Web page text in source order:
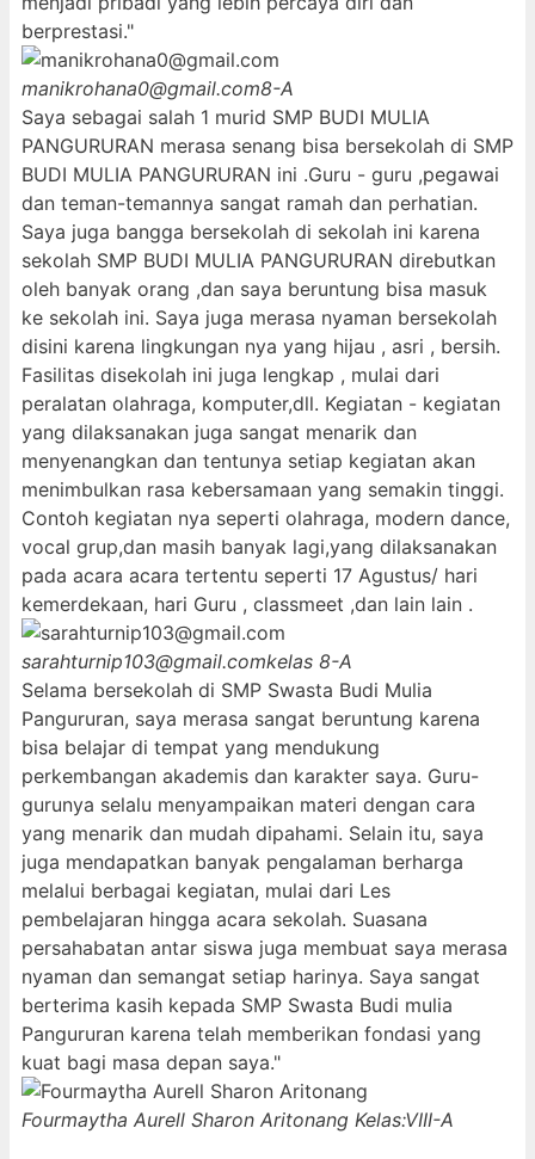
berprestasi."
manikrohana0@gmail.com8-A
Saya sebagai salah 1 murid SMP BUDI MULIA
PANGURURAN merasa senang bisa bersekolah di SMP
BUDI MULIA PANGURURAN ini .Guru - guru ,pegawai
dan teman-temannya sangat ramah dan perhatian.
Saya juga bangga bersekolah di sekolah ini karena
sekolah SMP BUDI MULIA PANGURURAN direbutkan
oleh banyak orang ,dan saya beruntung bisa masuk
ke sekolah ini. Saya juga merasa nyaman bersekolah
disini karena lingkungan nya yang hijau , asri , bersih.
Fasilitas disekolah ini juga lengkap , mulai dari
peralatan olahraga, komputer,dll. Kegiatan - kegiatan
yang dilaksanakan juga sangat menarik dan
menyenangkan dan tentunya setiap kegiatan akan
menimbulkan rasa kebersamaan yang semakin tinggi.
Contoh kegiatan nya seperti olahraga, modern dance,
vocal grup,dan masih banyak lagi,yang dilaksanakan
pada acara acara tertentu seperti 17 Agustus/ hari
kemerdekaan, hari Guru , classmeet ,dan lain lain .
sarahturnip103@gmail.comkelas 8-A
Selama bersekolah di SMP Swasta Budi Mulia
Pangururan, saya merasa sangat beruntung karena
bisa belajar di tempat yang mendukung
perkembangan akademis dan karakter saya. Guru-
gurunya selalu menyampaikan materi dengan cara
yang menarik dan mudah dipahami. Selain itu, saya
juga mendapatkan banyak pengalaman berharga
melalui berbagai kegiatan, mulai dari Les
pembelajaran hingga acara sekolah. Suasana
persahabatan antar siswa juga membuat saya merasa
nyaman dan semangat setiap harinya. Saya sangat
berterima kasih kepada SMP Swasta Budi mulia
Pangururan karena telah memberikan fondasi yang
kuat bagi masa depan saya."
Fourmaytha Aurell Sharon Aritonang Kelas:VIII-A